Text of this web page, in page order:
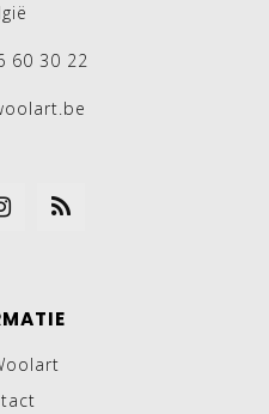
60 30 22